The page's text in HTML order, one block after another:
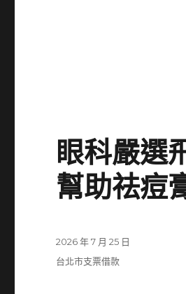
眼科嚴選
幫助祛痘
發
佈
2026 年 7 月 25 日
分
台北市支票借款